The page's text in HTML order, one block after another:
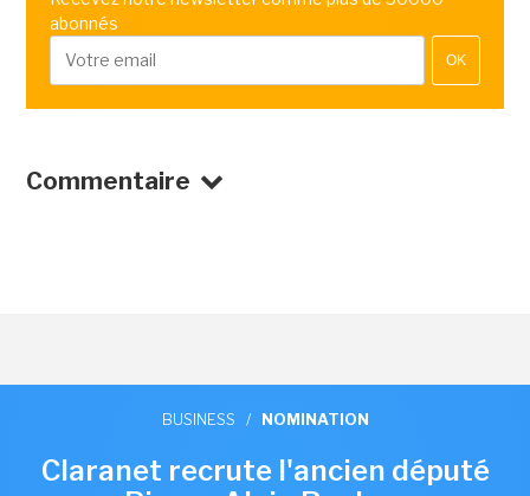
abonnés
OK
Commentaire
BUSINESS / NOMINATION
Claranet recrute l'ancien député